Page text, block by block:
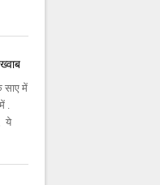
साए में
.
ये